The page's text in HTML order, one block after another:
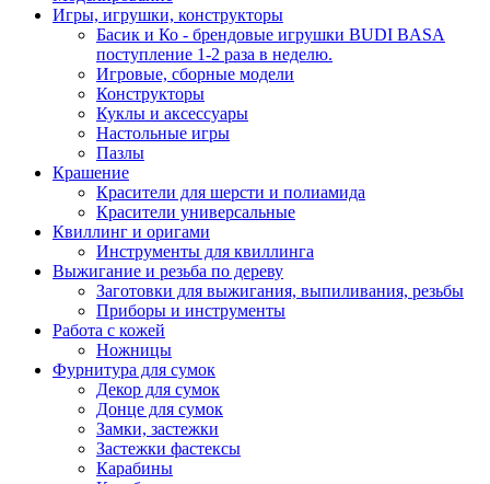
Игры, игрушки, конструкторы
Басик и Ко - брендовые игрушки BUDI BASA
поступление 1-2 раза в неделю.
Игровые, сборные модели
Конструкторы
Куклы и аксессуары
Настольные игры
Пазлы
Крашение
Красители для шерсти и полиамида
Красители универсальные
Квиллинг и оригами
Инструменты для квиллинга
Выжигание и резьба по дереву
Заготовки для выжигания, выпиливания, резьбы
Приборы и инструменты
Работа с кожей
Ножницы
Фурнитура для сумок
Декор для сумок
Донце для сумок
Замки, застежки
Застежки фастексы
Карабины